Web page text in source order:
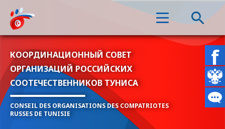
КООРДИНАЦИОННЫЙ СОВЕТ
ОРГАНИЗАЦИЙ РОССИЙСКИХ
СООТЕЧЕСТВЕННИКОВ ТУНИСА
CONSEIL DES ORGANISATIONS DES COMPATRIOTES
RUSSES DE TUNISIE